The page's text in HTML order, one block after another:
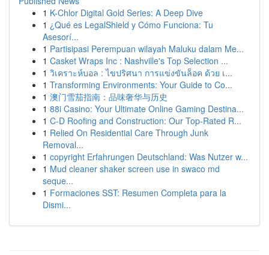
1 K-Chlor Digital Gold Series: A Deep Dive
1 ¿Qué es LegalShield y Cómo Funciona: Tu
Asesorí...
1 Partisipasi Perempuan wilayah Maluku dalam Me...
1 Casket Wraps Inc : Nashville's Top Selection ...
1 วิเคราะห์บอล : ไขปริศนา การแข่งขันล็อค ด้วย เ...
1 Transforming Environments: Your Guide to Co...
1 澳门雪茄指南：品味奢华与历史
1 88i Casino: Your Ultimate Online Gaming Destina...
1 C-D Roofing and Construction: Our Top-Rated R...
1 Relied On Residential Care Through Junk
Removal...
1 copyright Erfahrungen Deutschland: Was Nutzer w...
1 Mud cleaner shaker screen use in swaco md
seque...
1 Formaciones SST: Resumen Completa para la
Dismi...